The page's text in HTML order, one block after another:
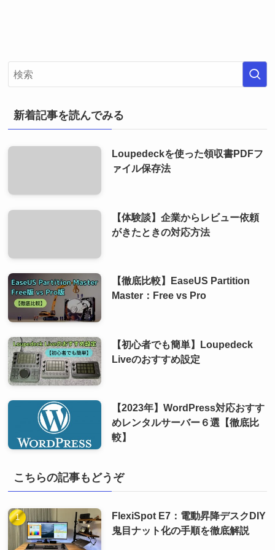
新着記事を読んでみる
Loupedeckを使った領収書PDFフ
ァイル保存法
【体験談】企業からレビュー依頼
がきたときの対応方法
【徹底比較】EaseUS Partition
Master：Free vs Pro
【初心者でも簡単】Loupedeck
Liveのおすすめ設定
【2023年】WordPress対応おすす
めレンタルサーバー６選【徹底比
較】
こちらの記事もどうぞ
FlexiSpot E7：電動昇降デスクDIY
鬼目ナット化の手順を徹底解説